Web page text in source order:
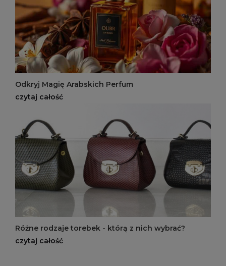
Odkryj Magię Arabskich Perfum
czytaj całość
Różne rodzaje torebek - którą z nich wybrać?
czytaj całość